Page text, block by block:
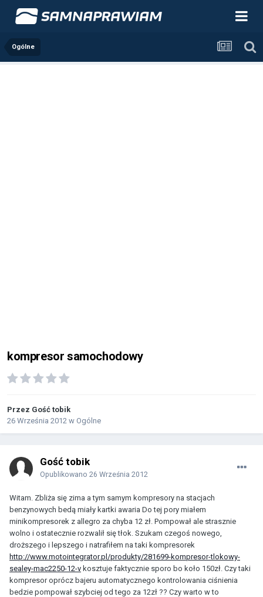
Ogólne
kompresor samochodowy
Przez Gość tobik
26 Września 2012 w Ogólne
Gość tobik
Opublikowano 26 Września 2012
Witam. Zbliża się zima a tym samym kompresory na stacjach
benzynowych bedą miały kartki awaria Do tej pory miałem
minikompresorek z allegro za chyba 12 zł. Pompował ale strasznie
wolno i ostatecznie rozwalił się tłok. Szukam czegoś nowego,
droższego i lepszego i natrafiłem na taki kompresorek
http://www.motointegrator.pl/produkty/281699-kompresor-tlokowy-
sealey-mac2250-12-v kosztuje faktycznie sporo bo koło 150zł. Czy taki
kompresor oprócz bajeru automatycznego kontrolowania ciśnienia
bedzie pompował szybciej od tego za 12zł ?? Czy warto w to